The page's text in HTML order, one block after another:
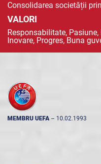
Consolidarea societății
VALORI
Responsabilitate, Pasiune,
Inovare, Progres, Buna
MEMBRU UEFA -- 10.02.1993